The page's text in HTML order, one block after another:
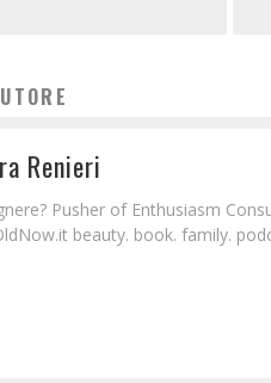
Renieri
Pusher of Enthusiasm
beauty. book. family.
EAU TENDRE